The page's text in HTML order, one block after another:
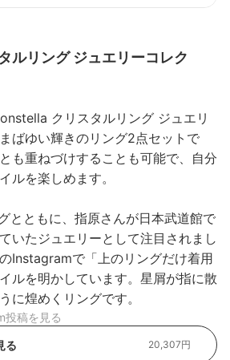
ルリング ジュエリーコレク
クリスタルリング ジュエリ
ばゆい輝きのリング2点セットで
も重ねづけすることも可能で、自分
ルを楽しめます。
ともに、指原さんが日本武道館で
いたジュエリーとして注目されまし
Instagramで「上のリングだけ着用
ルを明かしています。星屑が指に散
に煌めくリングです。
投稿を見る
る 20,307円